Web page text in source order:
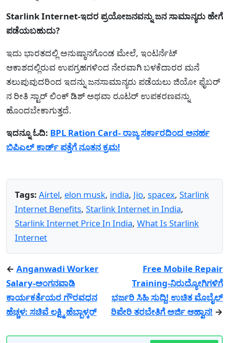
Starlink Internet-ಇದರ ಪ್ರಯೋಜನವನ್ನು ಜನ ಸಾಮಾನ್ಯರು ಹೇಗೆ
ಪಡೆಯಬಹುದು?
ಇದು ಭಾರತದಲ್ಲಿ ಅನುಷ್ಠಾನಗೊಂಡ ಮೇಲೆ, ಇಂಟರ್ನೆಟ್
ಆಕಾಶದಲ್ಲಿರುವ ಉಪಗ್ರಹಗಳಿಂದ ನೇರವಾಗಿ ಬಳಕೆದಾರರ ಮನೆ
ತಲುಪುವುದರಿಂದ ಇದನ್ನು ಜನಸಾಮಾನ್ಯರು ಪಡೆಯಲು ಜಿಯೋ ಫೈಬರ್
ನ ರೀತಿ ಸ್ಟಾರ್ ಲಿಂಕ್ ಡಿಶ್ ಅಥವಾ ರೂಟರ್ ಉಪಕರಣವನ್ನು
ಹೊಂದಬೇಕಾಗುತ್ತದೆ.
ಇದನ್ನೂ ಓದಿ: BPL Ration Card- ರಾಜ್ಯ ಸರ್ಕಾರದಿಂದ ಅನರ್ಹ
ಬಿಪಿಎಲ್ ಕಾರ್ಡ್ ಪತ್ತೆಗೆ ನೂತನ ಕ್ರಮ!
Tags: Airtel, elon musk, india, Jio, spacex, Starlink
Internet Benefits, Starlink Internet in India,
Starlink Internet Price In India, What Is Starlink
Internet
← Anganwadi Worker
Salary-ಅಂಗನವಾಡಿ
ಕಾರ್ಯಕರ್ತೆಯರ ಗೌರವಧನ
ಹೆಚ್ಚಳ: ಸಚಿವೆ ಲಕ್ಷ್ಮಿ ಹೆಬ್ಬಾಳ್ಕರ್
Free Mobile Repair
Training-ನಿರುದ್ಯೋಗಿಗಳಿಗೆ
ಭರ್ಜರಿ ಸಿಹಿ ಸುದ್ದಿ! ಉಚಿತ ಮೊಬೈಲ್
ರಿಪೇರಿ ತರಬೇತಿಗೆ ಅರ್ಜಿ ಆಹ್ವಾನ! →